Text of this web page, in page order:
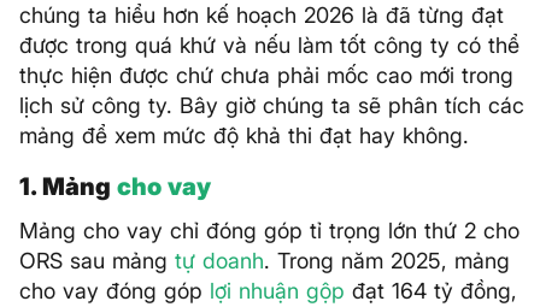
chúng ta hiểu hơn kế hoạch 2026 là đã từng đạt
được trong quá khứ và nếu làm tốt công ty có thể
thực hiện được chứ chưa phải mốc cao mới trong
lịch sử công ty. Bây giờ chúng ta sẽ phân tích các
mảng để xem mức độ khả thi đạt hay không.
1. Mảng cho vay
Mảng cho vay chỉ đóng góp tỉ trọng lớn thứ 2 cho
ORS sau mảng tự doanh. Trong năm 2025, mảng
cho vay đóng góp lợi nhuận gộp đạt 164 tỷ đồng,